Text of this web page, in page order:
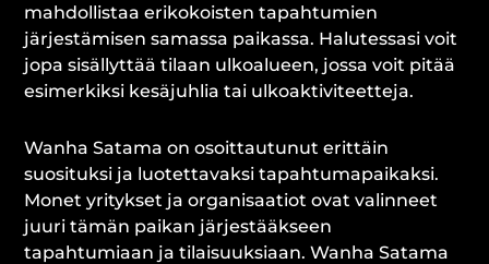
mahdollistaa erikokoisten tapahtumien
järjestämisen samassa paikassa. Halutessasi voit
jopa sisällyttää tilaan ulkoalueen, jossa voit pitää
esimerkiksi kesäjuhlia tai ulkoaktiviteetteja.
Wanha Satama on osoittautunut erittäin
suosituksi ja luotettavaksi tapahtumapaikaksi.
Monet yritykset ja organisaatiot ovat valinneet
juuri tämän paikan järjestääkseen
tapahtumiaan ja tilaisuuksiaan. Wanha Satama